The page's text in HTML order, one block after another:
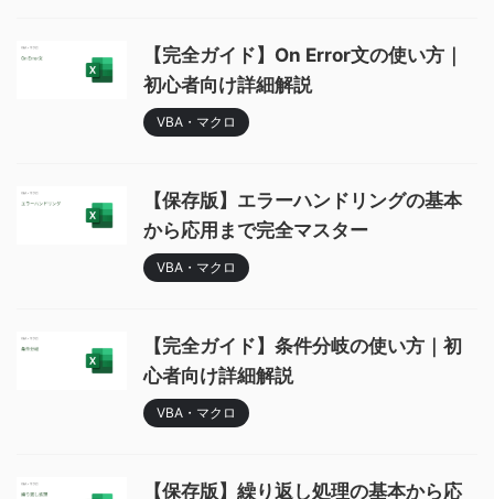
【完全ガイド】On Error文の使い方｜
初心者向け詳細解説
VBA・マクロ
【保存版】エラーハンドリングの基本
から応用まで完全マスター
VBA・マクロ
【完全ガイド】条件分岐の使い方｜初
心者向け詳細解説
VBA・マクロ
【保存版】繰り返し処理の基本から応